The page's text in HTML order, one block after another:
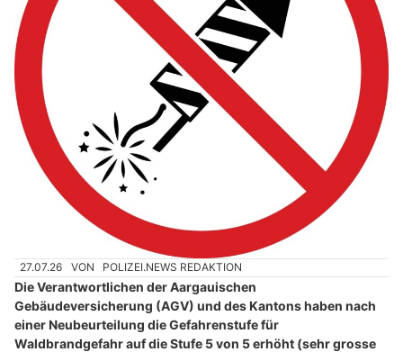
27.07.26 VON POLIZEI.NEWS REDAKTION
Die Verantwortlichen der Aargauischen
Gebäudeversicherung (AGV) und des Kantons haben nach
einer Neubeurteilung die Gefahrenstufe für
Waldbrandgefahr auf die Stufe 5 von 5 erhöht (sehr grosse